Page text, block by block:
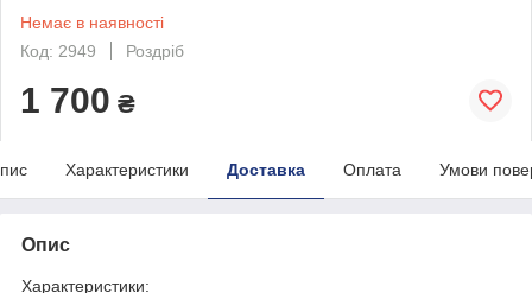
Немає в наявності
Код: 2949
Роздріб
1 700 ₴
Характеристики Доставка Оплата Умови
Опис
Характеристики: